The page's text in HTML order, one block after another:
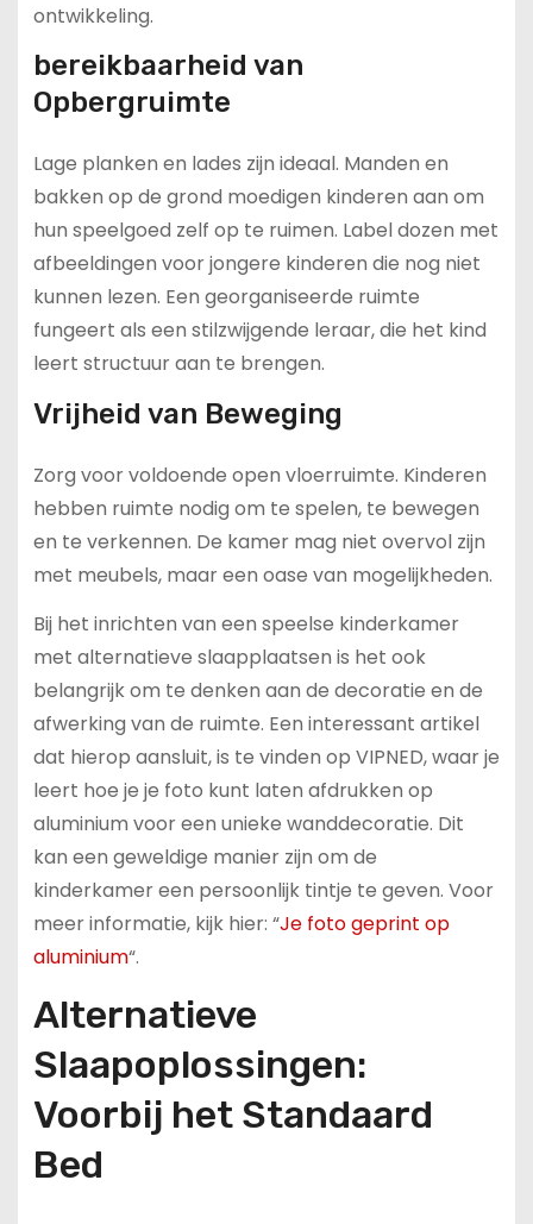
ontwikkeling.
bereikbaarheid van
Opbergruimte
Lage planken en lades zijn ideaal. Manden en
bakken op de grond moedigen kinderen aan om
hun speelgoed zelf op te ruimen. Label dozen met
afbeeldingen voor jongere kinderen die nog niet
kunnen lezen. Een georganiseerde ruimte
fungeert als een stilzwijgende leraar, die het kind
leert structuur aan te brengen.
Vrijheid van Beweging
Zorg voor voldoende open vloerruimte. Kinderen
hebben ruimte nodig om te spelen, te bewegen
en te verkennen. De kamer mag niet overvol zijn
met meubels, maar een oase van mogelijkheden.
Bij het inrichten van een speelse kinderkamer
met alternatieve slaapplaatsen is het ook
belangrijk om te denken aan de decoratie en de
afwerking van de ruimte. Een interessant artikel
dat hierop aansluit, is te vinden op VIPNED, waar je
leert hoe je je foto kunt laten afdrukken op
aluminium voor een unieke wanddecoratie. Dit
kan een geweldige manier zijn om de
kinderkamer een persoonlijk tintje te geven. Voor
meer informatie, kijk hier: “Je foto geprint op
aluminium“.
Alternatieve
Slaapoplossingen:
Voorbij het Standaard
Bed